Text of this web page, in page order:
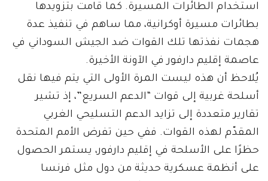
استخدام الطائرات المسيرة. كما قامت بتزويدها
بطائرات مسيرة أوكرانية، مما ساهم في تنفيذ عدة
هجمات نفذتها تلك القوات ضد الجيش السوداني في
عاصمة إقليم دارفور في الآونة الأخيرة.
يُلاحظ أن هذه ليست المرة الأولى التي يتم فيها نقل
أسلحة غربية إلى قوات “الدعم السريع”، إذ تشير
تقارير متعددة إلى تزايد الدعم التسليحي الغربي
المقدّم لهذه القوات. ففي حين تفرض الأمم المتحدة
حظرًا على الأسلحة في إقليم دارفور، يستمر الحصول
على أنظمة عسكرية حديثة من دول مثل فرنسا